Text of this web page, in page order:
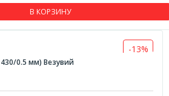
В КОРЗИНУ
-13%
0.5 мм) Везувий